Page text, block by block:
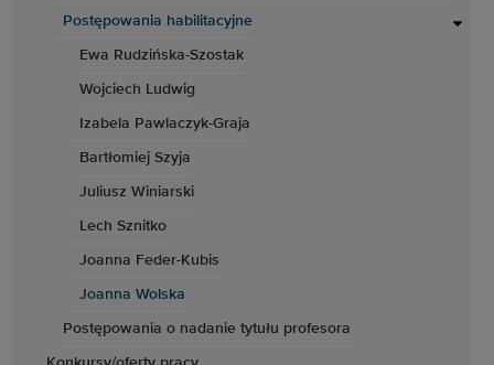
Postępowania habilitacyjne
Ewa Rudzińska-Szostak
Wojciech Ludwig
Izabela Pawlaczyk-Graja
Bartłomiej Szyja
Juliusz Winiarski
Lech Sznitko
Joanna Feder-Kubis
Joanna Wolska
Postępowania o nadanie tytułu profesora